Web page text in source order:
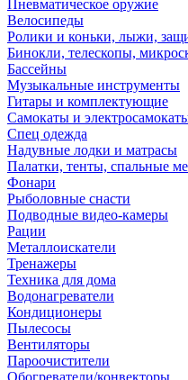
Пневматическое оружие
Велосипеды
Ролики и коньки, лыжи,
Бинокли, телескопы,
Бассейны
Музыкальные инструменты
Гитары и комплектующие
Самокаты и
Спец одежда
Надувные лодки и матрасы
Палатки, тенты, спальные
Фонари
Рыболовные снасти
Подводные видео-камеры
Рации
Металлоискатели
Тренажеры
Техника для дома
Водонагреватели
Кондиционеры
Пылесосы
Вентиляторы
Пароочистители
Обогреватели/конвекторы